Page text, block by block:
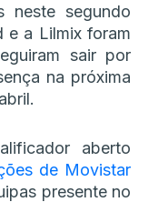
neste segundo
e a Lilmix foram
sair por
na próxima
aberto
de Movistar
presente no